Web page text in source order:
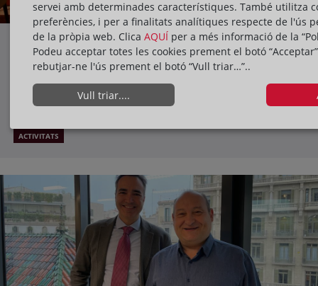
Susanna Segòvia, parlamentària d'En
Comú Podem, participa en el cicle de
conferències "Trobades en clau
registral: el repte d'impulsar ciutats
15/03/2023
ACTIVITATS
servei amb determinades característiques. També utilitza
preferències, i per a finalitats analítiques respecte de l'ús
de la pròpia web. Clica AQUÍ per a més informació de la
Podeu acceptar totes les cookies prement el botó
rebutjar-ne l'ús prement el botó “Vull triar…”..
Vull triar....